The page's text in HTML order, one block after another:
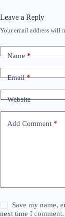
Leave a Reply
Your email address will
Name*
Email*
Website
Add Comment *
Save my name,
next time I comment.